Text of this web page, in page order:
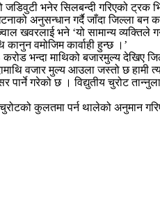
जडिवुटी भनेर सिलबन्दी
अनुसन्धान गर्दै जाँदा जिल्ला बन
खवरलाई भने ‘यो सामान्य
वमोजिम कार्वाही हुन्छ ।’
भन्दा माथिको बजारमुल्य देखिए
वजार मुल्य आउला जस्तो छ हामी
पार्ने गरेको छ । विद्युतीय चुरोट
कुलतमा पर्न थालेको अनुमान